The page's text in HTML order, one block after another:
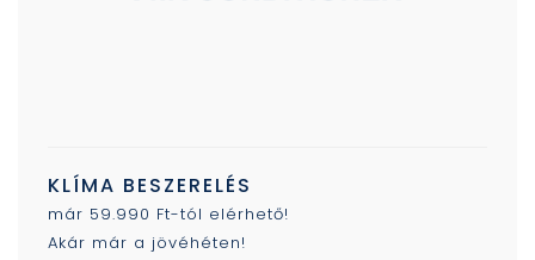
KLÍMA BESZERELÉS
már 59.990 Ft-tól elérhető!
Akár már a jövéhéten!